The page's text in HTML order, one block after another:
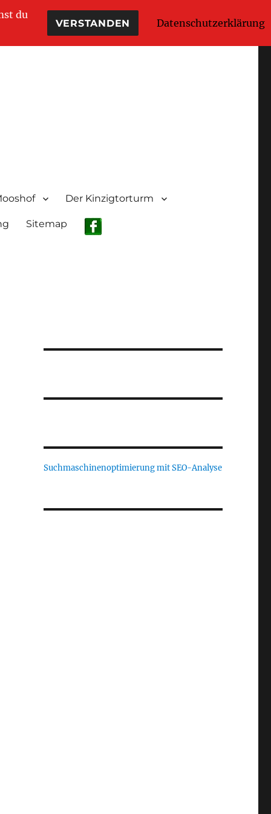
Der Kinzigtorturm
Sitemap
Suchmaschinenoptimierung mit SEO-Analyse
du
VERSTANDEN Datenschutzerklärung